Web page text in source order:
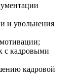
и увольнения
с кадровыми
кадровой